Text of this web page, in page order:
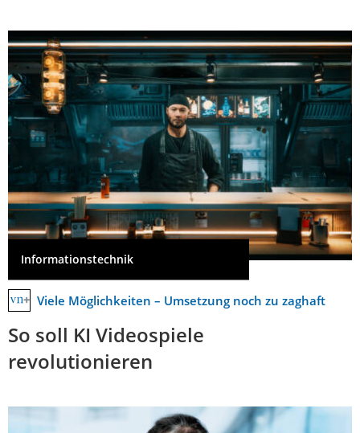
Informationstechnik
Viele Möglichkeiten – Umsetzung noch zu zaghaft
So soll KI Videospiele
revolutionieren